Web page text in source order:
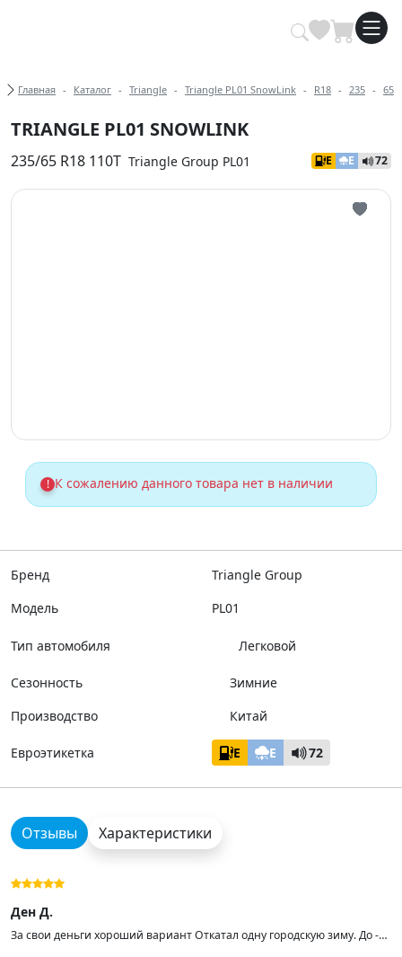
Купить автомобильные шины
Хлебные крошки
Главная Каталог Triangle Triangle PL01 SnowLink R18 235 65
TRIANGLE PL01 SNOWLINK
235/65 R18 110T Triangle Group PL01 E E 72
! К сожалению данного товара нет в наличии
Бренд
Triangle Group
Модель
PL01
Тип автомобиля Легковой
Сезонность
Зимние
Производство
Китай
Евроэтикетка E E 72
Отзывы Характеристики
Ден Д.
За свои деньги хороший вариант Откатал одну городскую зиму. До -15